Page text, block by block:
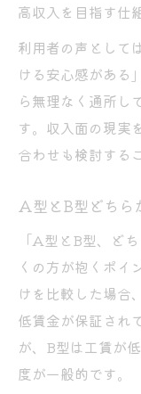
高収入を目指す仕
利用者の声として
ける安心感がある
ら無理なく通所し
す。収入面の現実
合わせも検討する
A型とB型どちら
「A型とB型、ど
くの方が抱くポイ
けを比較した場合
低賃金が保証され
が、B型は工賃が
度が一般的です。